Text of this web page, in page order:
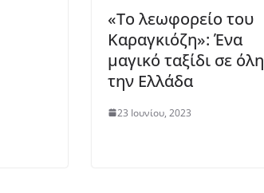
«Το λεωφορείο του
Καραγκιόζη»: Ένα
μαγικό ταξίδι σε όλη
την Ελλάδα
23 Ιουνίου, 2023